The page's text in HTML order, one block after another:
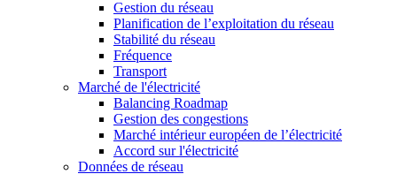
Gestion du réseau
Planification de l’exploitation du réseau
Stabilité du réseau
Fréquence
Transport
Marché de l'électricité
Balancing Roadmap
Gestion des congestions
Marché intérieur européen de l’électricité
Accord sur l'électricité
Données de réseau